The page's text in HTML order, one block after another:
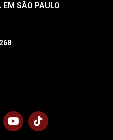
EM SÃO PAULO